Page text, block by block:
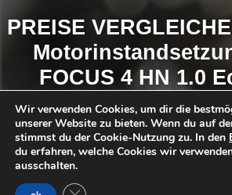
PREISE
FOCUS 4 HN 1.0
So findest du dasBESTE
Anfrage Stellen
Angebote erhalten und
Wir verwenden Cookies, um dir die
unserer Website zu bieten. Wenn du auf
stimmst du der Cookie-Nutzung zu. In den
du erfahren, welche Cookies wir
ausschalten.
GDPR Cookie-Banner schließen